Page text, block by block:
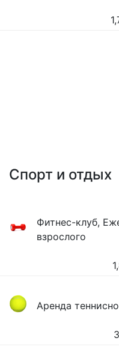
Спорт и отдых
Фитнес-клуб,
взрослого
Аренда